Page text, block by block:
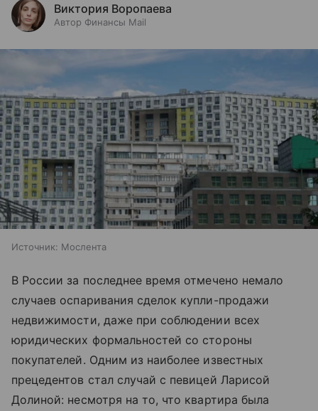
Виктория Воропаева
Автор Финансы Mail
Источник: Мослента
В России за последнее время отмечено немало
случаев оспаривания сделок купли-продажи
недвижимости, даже при соблюдении всех
юридических формальностей со стороны
покупателей. Одним из наиболее известных
прецедентов стал случай с певицей Ларисой
Долиной: несмотря на то, что квартира была